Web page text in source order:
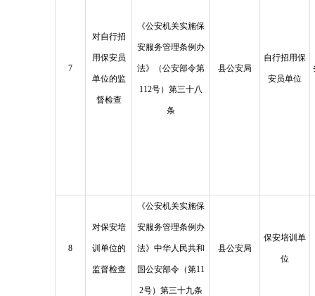
7
对自行招
用保安员
单位的监
督检查
《公安机关实施保
安服务管理条例办
法》（公安部令第
112号）第三十八
条
县公安局
自行招用保
安员单位
8
对保安培
训单位的
监督检查
《公安机关实施保
安服务管理条例办
法》中华人民共和
国公安部令（第11
2号）第三十九条
县公安局
保安培训单
位